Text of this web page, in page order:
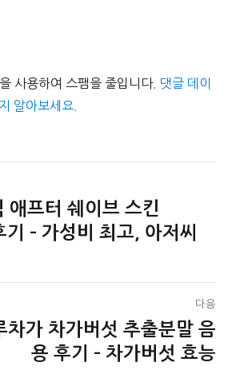
사용하여 스팸을 줄입니다. 댓글 데이
알아보세요.
애프터 쉐이브 스킨
– 가성비 최고, 아저씨
다음
차가 차가버섯 추출분말 음
용 후기 – 차가버섯 효능